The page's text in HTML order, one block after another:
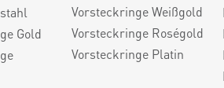
Gold
Vorsteckringe Weißgold
Vorsteckringe Roségold
Vorsteckringe Platin